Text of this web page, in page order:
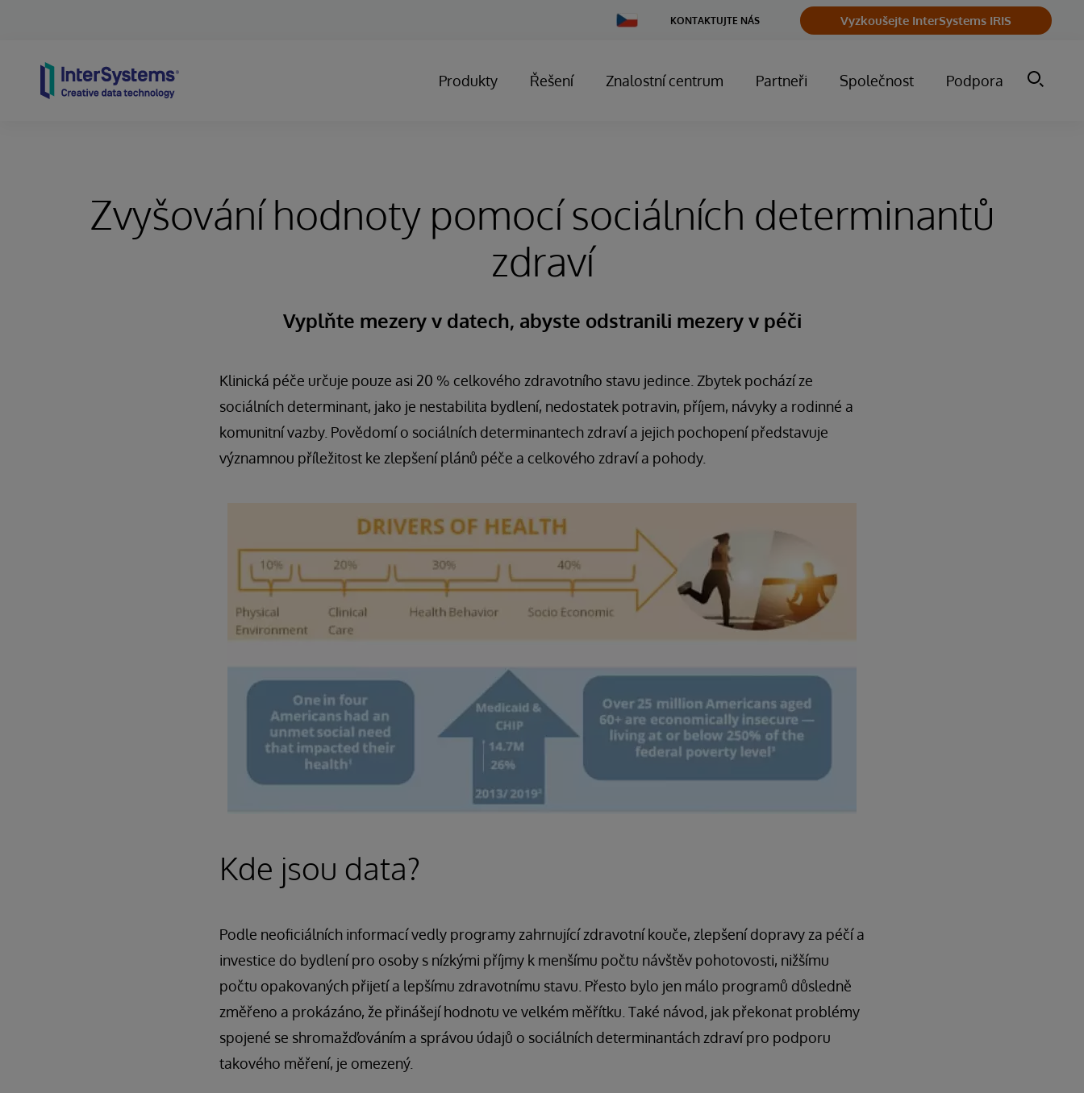
Change
Country
KONTAKTUJTE NÁS Vyzkoušejte InterSystems IRIS
Produkty Řešení Znalostní centrum Partneři Společnost Podpora
Zvyšování hodnoty pomocí sociálních determinantů
zdraví
Vyplňte mezery v datech, abyste odstranili mezery v péči
Klinická péče určuje pouze asi 20 % celkového zdravotního stavu jedince. Zbytek pochází ze
sociálních determinant, jako je nestabilita bydlení, nedostatek potravin, příjem, návyky a rodinné a
komunitní vazby. Povědomí o sociálních determinantech zdraví a jejich pochopení představuje
významnou příležitost ke zlepšení plánů péče a celkového zdraví a pohody.
Kde jsou data?
Podle neoficiálních informací vedly programy zahrnující zdravotní kouče, zlepšení dopravy za péčí a
investice do bydlení pro osoby s nízkými příjmy k menšímu počtu návštěv pohotovosti, nižšímu
počtu opakovaných přijetí a lepšímu zdravotnímu stavu. Přesto bylo jen málo programů důsledně
změřeno a prokázáno, že přinášejí hodnotu ve velkém měřítku. Také návod, jak překonat problémy
spojené se shromažďováním a správou údajů o sociálních determinantách zdraví pro podporu
takového měření, je omezený.